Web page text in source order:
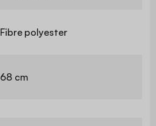
Fibre polyester
68 cm